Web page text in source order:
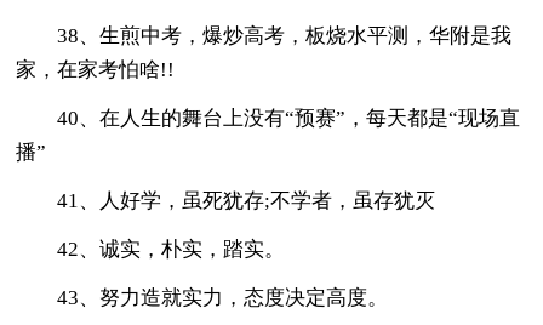
38、生煎中考，爆炒高考，板烧水平测，华附是我
家，在家考怕啥!!
40、在人生的舞台上没有“预赛”，每天都是“现场直
播”
41、人好学，虽死犹存;不学者，虽存犹灭
42、诚实，朴实，踏实。
43、努力造就实力，态度决定高度。